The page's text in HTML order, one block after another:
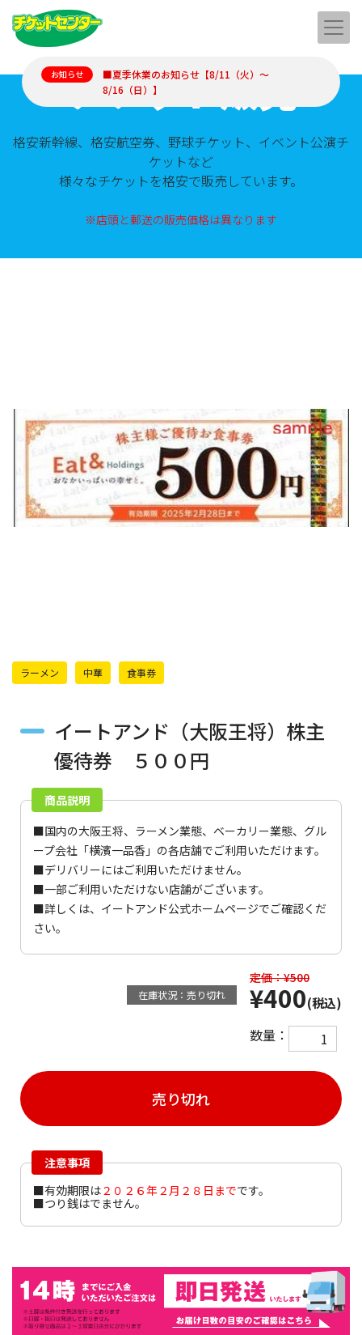
お知らせ
■夏季休業のお知らせ【8/11（火）～
8/16（日）】
チケット販売
格安新幹線、格安航空券、野球チケット、イベント公演チ
ケットなど
様々なチケットを格安で販売しています。
※店頭と郵送の販売価格は異なります
ラーメン 中華 食事券
イートアンド（大阪王将）株主
優待券 ５００円
商品説明
■国内の大阪王将、ラーメン業態、ベーカリー業態、グル
ープ会社「横濱一品香」の各店舗でご利用いただけます。
■デリバリーにはご利用いただけません。
■一部ご利用いただけない店舗がございます。
■詳しくは、 イートアンド公式ホームページでご確認くだ
さい。
在庫状況：売り切れ
定価：¥500
¥400(税込)
数量：
売り切れ
注意事項
■有効期限は２０２６年２ 月２８日までです。
■つり銭はでません。